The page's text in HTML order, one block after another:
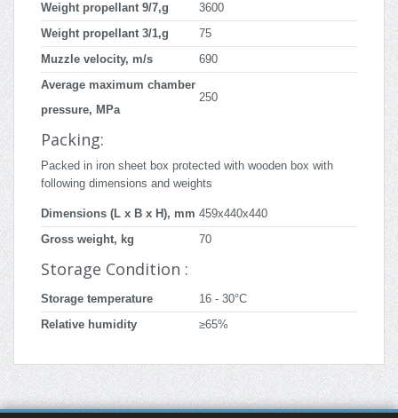
Weight propellant 9/7,g 3600
Weight propellant 3/1,g 75
Muzzle velocity, m/s 690
Average maximum chamber
pressure, MPa
250
Packing:
Packed in iron sheet box protected with wooden box with
following dimensions and weights
Dimensions (L x B x H), mm 459x440x440
Gross weight, kg 70
Storage Condition :
Storage temperature 16 - 30°C
Relative humidity ≥65%